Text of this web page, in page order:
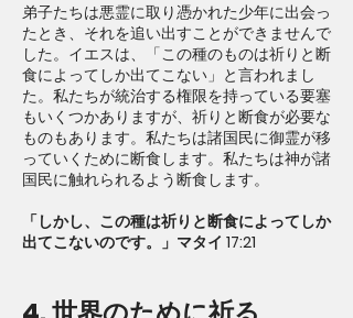
弟子たちは悪霊に取り憑かれた少年に出会っ
たとき、それを追い出すことができませんで
した。イエスは、「この種のものは祈りと断
食によってしか出てこない」と言われまし
た。私たちが統治する権限を持っている要塞
もいくつかありますが、祈りと断食が必要な
ものもあります。私たちは諸国民に御霊が移
っていくために断食します。私たちは神が諸
国民に触れられるよう断食します。
「しかし、この種は祈りと断食によってしか
出てこないのです。」マタイ 17:21